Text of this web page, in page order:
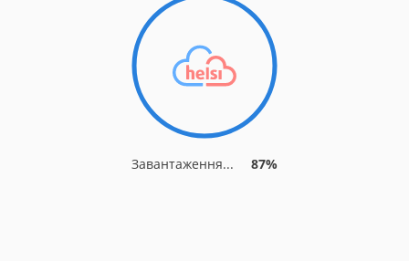
Завантаження... 87%